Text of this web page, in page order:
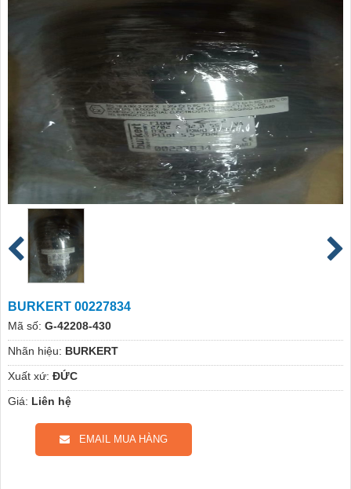
BURKERT 00227834
Mã số: G-42208-430
Nhãn hiệu: BURKERT
Xuất xứ: ĐỨC
Giá: Liên hệ
EMAIL MUA HÀNG